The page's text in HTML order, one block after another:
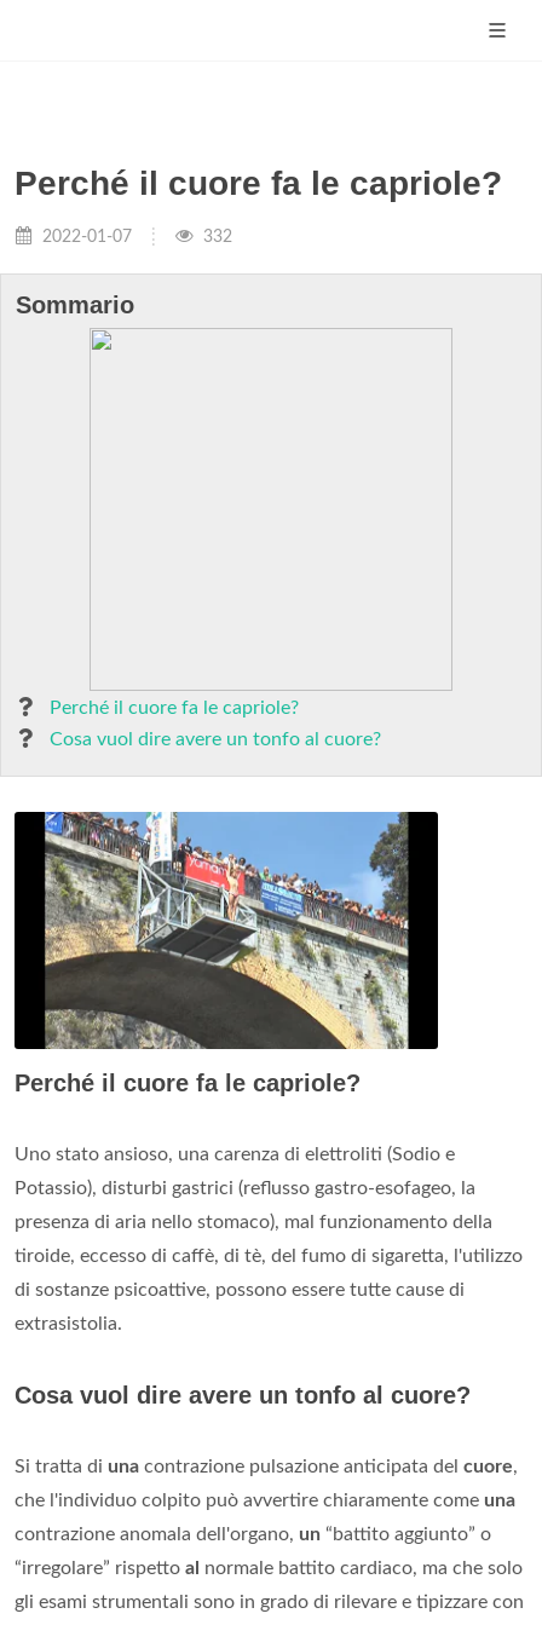
Perché il cuore fa le capriole?
2022-01-07 332
Sommario
Perché il cuore fa le capriole?
Cosa vuol dire avere un tonfo al cuore?
Perché il cuore fa le capriole?
Uno stato ansioso, una carenza di elettroliti (Sodio e
Potassio), disturbi gastrici (reflusso gastro-esofageo, la
presenza di aria nello stomaco), mal funzionamento della
tiroide, eccesso di caffè, di tè, del fumo di sigaretta, l'utilizzo
di sostanze psicoattive, possono essere tutte cause di
extrasistolia.
Cosa vuol dire avere un tonfo al cuore?
Si tratta di una contrazione pulsazione anticipata del cuore,
che l'individuo colpito può avvertire chiaramente come una
contrazione anomala dell'organo, un “battito aggiunto” o
“irregolare” rispetto al normale battito cardiaco, ma che solo
gli esami strumentali sono in grado di rilevare e tipizzare con